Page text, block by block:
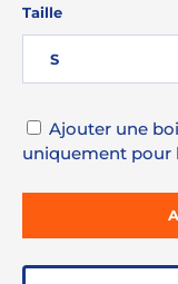
Taille
S
Ajouter une
uniquement pour